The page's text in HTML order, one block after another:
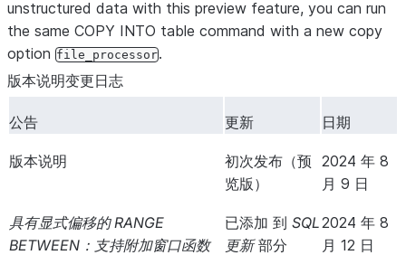
unstructured data with this preview feature, you can run
the same COPY INTO table command with a new copy
option file_processor.
版本说明变更日志
公告 更新 日期
版本说明
初次发布（预
览版）
2024 年 8
月 9 日
具有显式偏移的 RANGE
BETWEEN：支持附加窗口函数
已添加 到 SQL
更新部分
2024 年 8
月 12 日